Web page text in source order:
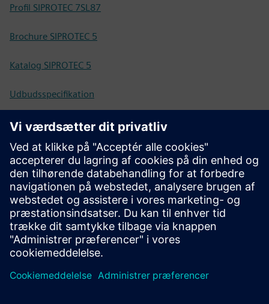
Profil SIPROTEC 7SL87
Brochure SIPROTEC 5
Katalog SIPROTEC 5
Udbudsspecifikation
Konfiguration
SIPROTEC 5 konfigurator
SiePortal - Webshop
SIPROTEC 7SL87 på SiePortal
Teknisk dokumentation, Firmware,
Softwareapplikationseksempler og ofte stillede spørgsmål